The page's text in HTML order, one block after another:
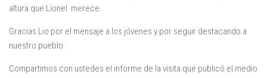
altura que Lionel merece.
Gracias Lio por el mensaje a los jóvenes y por seguir destacando a
nuestro pueblo.
Compartimos con ustedes el informe de la visita que publicó el medio